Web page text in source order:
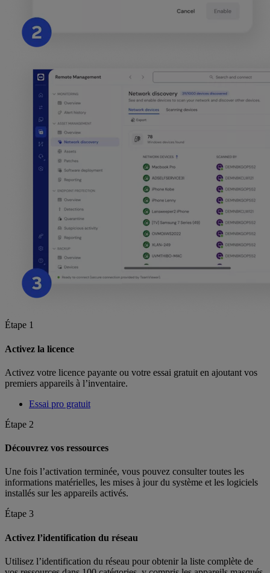
Étape 1
Activez la licence
Activez votre licence payante ou votre essai gratuit en ajoutant vos
premiers appareils à l’inventaire.
Essai pro gratuit
Étape 2
Découvrez vos ressources
Une fois l’activation terminée, vous pouvez consulter toutes les
informations matérielles, les mises à jour du système et les logiciels
installés sur les appareils activés.
Étape 3
Activez l’identification du réseau
Utilisez l’identification du réseau pour obtenir la liste complète de